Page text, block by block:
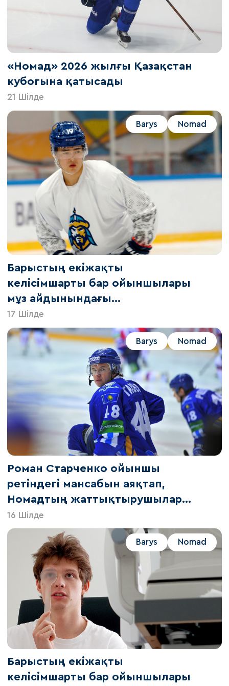
«Номад» 2026 жылғы Қазақстан
кубогына қатысады
21 Шілде
Barys Nomad
Барыстың екіжақты
келісімшарты бар ойыншылары
мұз айдынындағы
жаттығуларға кірісті
17 Шілде
Barys Nomad
Роман Старченко ойыншы
ретіндегі мансабын аяқтап,
Номадтың жаттықтырушылар
штабына қосылды
16 Шілде
Barys Nomad
Барыстың екіжақты
келісімшарты бар ойыншылары